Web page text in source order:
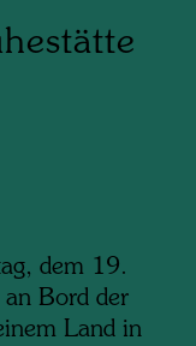
dem 19.
an Bord der
Land in